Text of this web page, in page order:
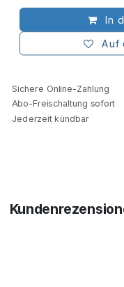
In
Auf
Sichere Online-Zahlung
Abo-Freischaltung sofort
Jederzeit kündbar